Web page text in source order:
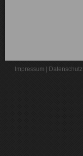
Impressum Datenschutz